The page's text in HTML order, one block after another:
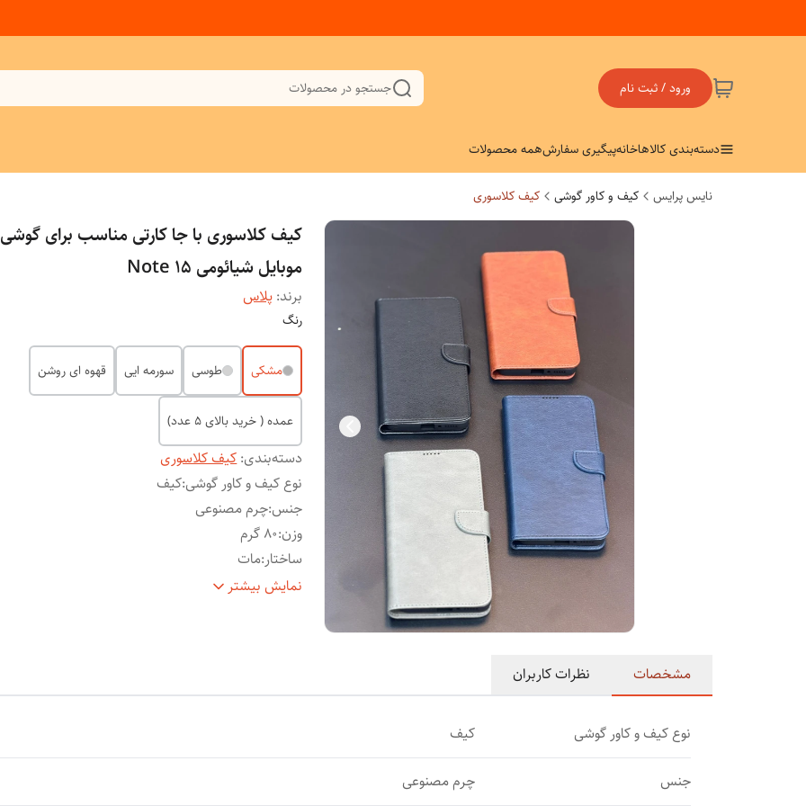
ورود / ثبت نام جستجو در محصولات
دسته‌بندی کالاهاخانهپیگیری سفارشهمه محصولات
نایس پرایس کیف و کاور گوشی کیف کلاسوری
کیف کلاسوری با جا کارتی مناسب برای گوشی
موبایل شیائومی Note 15
برند: پلاس
رنگ
مشکی طوسی سورمه ایی قهوه ای روشن
عمده ( خرید بالای 5 عدد)
دسته‌بندی:کیف کلاسوری
نوع کیف و کاور گوشی:کیف
جنس:چرم مصنوعی
وزن:80 گرم
ساختار:مات
سطح
قاب پشتی , قاب جلویی , لبه بالایی , لبه پایینی ,
برای محافظت دوربین ,
نمایش بیشتر
مشخصات نظرات کاربران
نوع کیف و کاور گوشی کیف
جنس چرم مصنوعی